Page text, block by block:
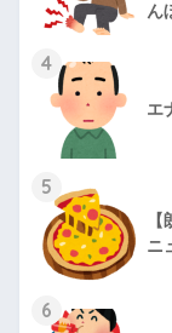
ん
4
エ
5
ニ
6